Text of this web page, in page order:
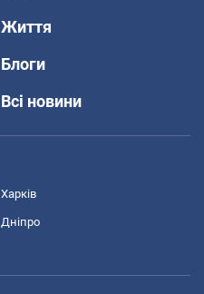
Життя
Блоги
Всі новини
Харків
Дніпро